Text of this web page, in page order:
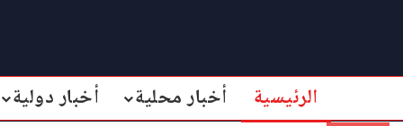
الرئيسية أخبار محلية أخبار دولية